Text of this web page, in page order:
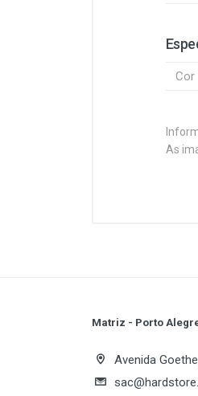
Cor
As
Matriz - Porto
Avenida